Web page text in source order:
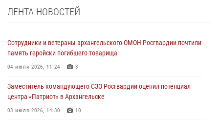
ЛЕНТА НОВОСТЕЙ
Сотрудники и ветераны архангельского ОМОН Росгвардии почтили
память геройски погибшего товарища
04 июля 2026, 11:24 3
Заместитель командующего СЗО Росгвардии оценил потенциал
центра «Патриот» в Архангельске
03 июля 2026, 14:30 10